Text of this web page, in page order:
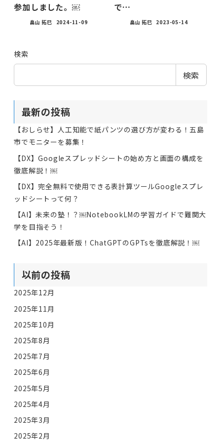
参加しました。￼
畠山 拓巳 2024-11-09
で…
畠山 拓巳 2023-05-14
検索
検索
最新の投稿
【おしらせ】人工知能で紙パンツの選び方が変わる！五島
市でモニターを募集！
【DX】Googleスプレッドシートの始め方と画面の構成を
徹底解説！￼
【DX】完全無料で使用できる表計算ツールGoogleスプレ
ッドシートって何？
【AI】未来の塾！？￼NotebookLMの学習ガイドで難関大
学を目指そう！
【AI】2025年最新版！ChatGPTのGPTsを徹底解説！￼
以前の投稿
2025年12月
2025年11月
2025年10月
2025年8月
2025年7月
2025年6月
2025年5月
2025年4月
2025年3月
2025年2月